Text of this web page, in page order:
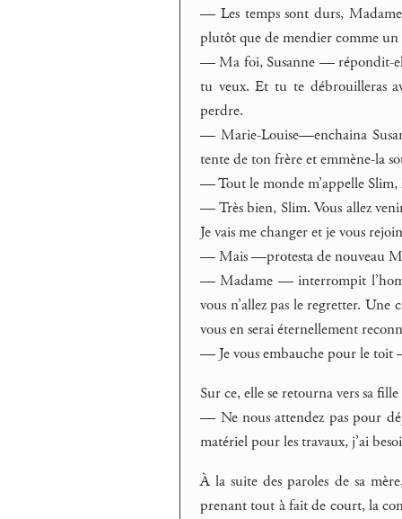
— Les temps sont durs,
plutôt que de mendier comme un
— Ma foi, Susanne — répondit-
tu veux. Et tu te débrouilleras
perdre.
— Marie-Louise—enchaina
tente de ton frère et emmène-la
— Tout le monde m’appelle
— Très bien, Slim. Vous allez
Je vais me changer et je vous
— Mais —protesta de nouveau
— Madame — interrompit
vous n’allez pas le regretter. Une
vous en serai éternellement
— Je vous embauche pour le
Sur ce, elle se retourna vers sa fille
— Ne nous attendez pas pour
matériel pour les travaux, j’ai
À la suite des paroles de sa
prenant tout à fait de court, la